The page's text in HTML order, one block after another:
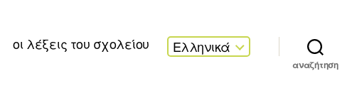
οι λέξεις του σχολείου Ελληνικά
αναζήτηση